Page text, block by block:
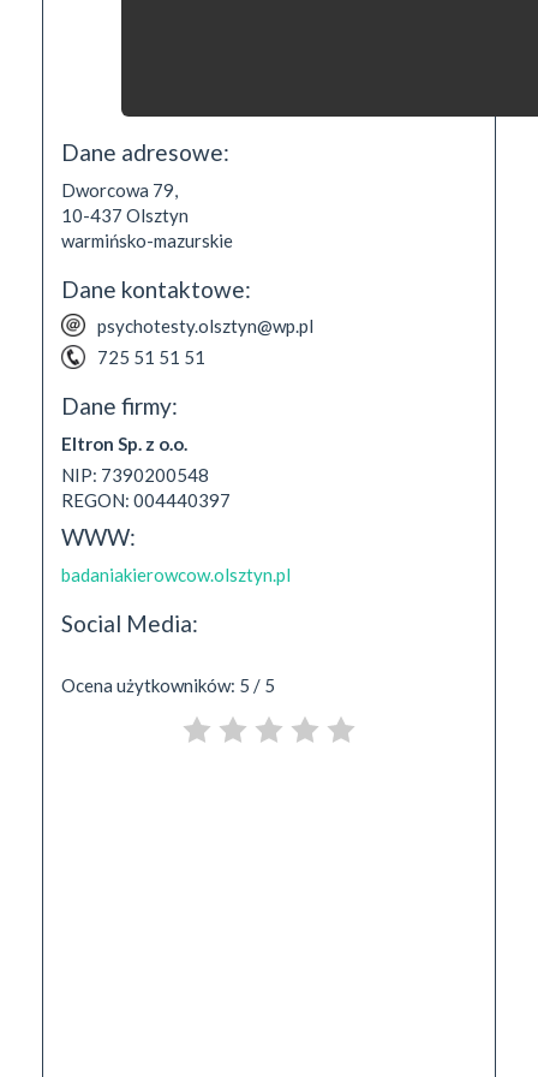
Dane adresowe:
Dworcowa 79,
10-437 Olsztyn
warmińsko-mazurskie
Dane kontaktowe:
psychotesty.olsztyn@wp.pl
725 51 51 51
Dane firmy:
Eltron Sp. z o.o.
NIP: 7390200548
REGON: 004440397
WWW:
badaniakierowcow.olsztyn.pl
Social Media:
Ocena użytkowników: 5 / 5